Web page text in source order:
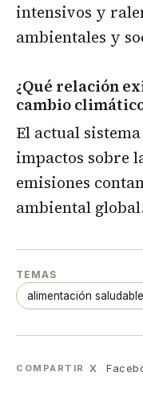
intensivos y
ambientales y
¿Qué relación
cambio
El actual
impactos sobre
emisiones
ambiental
TEMAS
alimentación saludable
COMPARTIR X